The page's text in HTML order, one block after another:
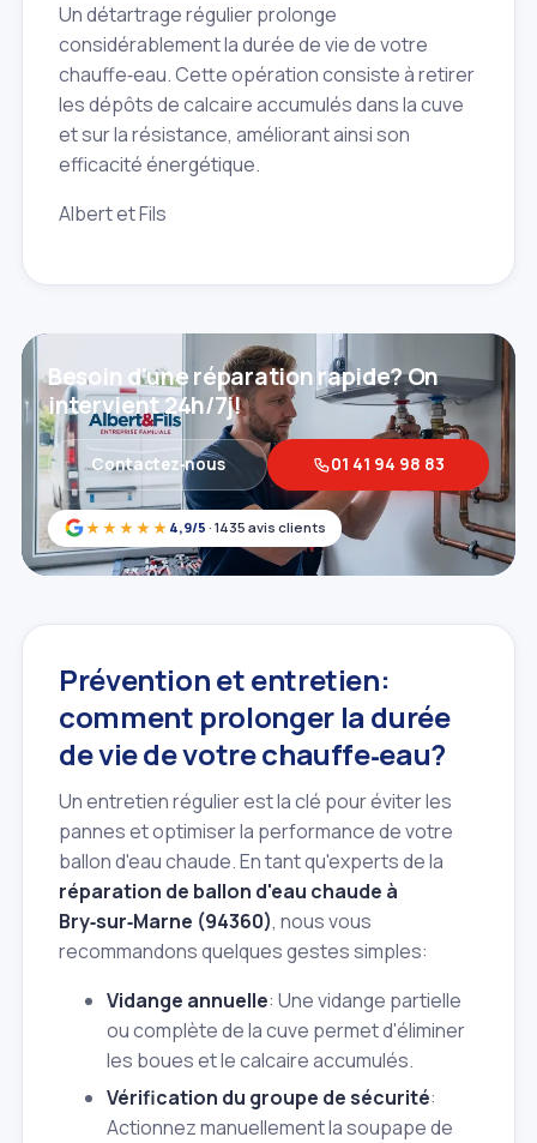
Un détartrage régulier prolonge
considérablement la durée de vie de votre
chauffe‑eau. Cette opération consiste à retirer
les dépôts de calcaire accumulés dans la cuve
et sur la résistance, améliorant ainsi son
efficacité énergétique.
Albert et Fils
★★★★★ 4,9/5 · 1435 avis clients
Besoin d'une réparation rapide? On
intervient 24h/7j!
Contactez‑nous 01 41 94 98 83
Prévention et entretien:
comment prolonger la durée
de vie de votre chauffe‑eau?
Un entretien régulier est la clé pour éviter les
pannes et optimiser la performance de votre
ballon d'eau chaude. En tant qu'experts de la
réparation de ballon d'eau chaude à
Bry‑sur‑Marne (94360), nous vous
recommandons quelques gestes simples:
Vidange annuelle: Une vidange partielle
ou complète de la cuve permet d'éliminer
les boues et le calcaire accumulés.
Vérification du groupe de sécurité:
Actionnez manuellement la soupape de